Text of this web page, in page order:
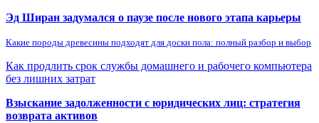
Эд Ширан задумался о паузе после нового этапа карьеры
Какие породы древесины подходят для доски пола: полный разбор и выбор
Как продлить срок службы домашнего и рабочего компьютера
без лишних затрат
Взыскание задолженности с юридических лиц: стратегия
возврата активов